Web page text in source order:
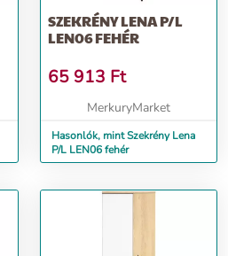
SZEKRÉNY LENA P/L
LEN06 FEHÉR
65 913 Ft
MerkuryMarket
Hasonlók, mint Szekrény Lena
P/L LEN06 fehér